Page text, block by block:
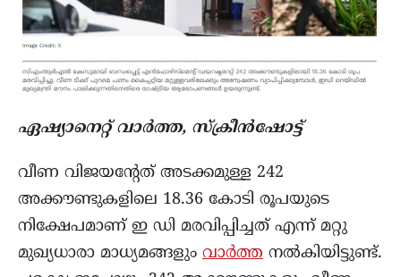
ഏഷ്യാനെറ്റ് വാര്‍ത്ത, സ്ക്രീന്‍ഷോട്ട്
വീണ വിജയൻ്റേത് അടക്കമുള്ള 242
അക്കൗണ്ടുകളിലെ 18.36 കോടി രൂപയുടെ
നിക്ഷേപമാണ് ഇ ഡി മരവിപ്പിച്ചത് എന്ന് മറ്റു
മുഖ്യധാരാ മാധ്യമങ്ങളും വാർത്ത നൽകിയിട്ടുണ്ട്.